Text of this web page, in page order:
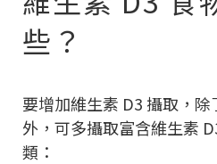
些？
要增加維生素 D3 攝取，
外，可多攝取富含維生素
類：